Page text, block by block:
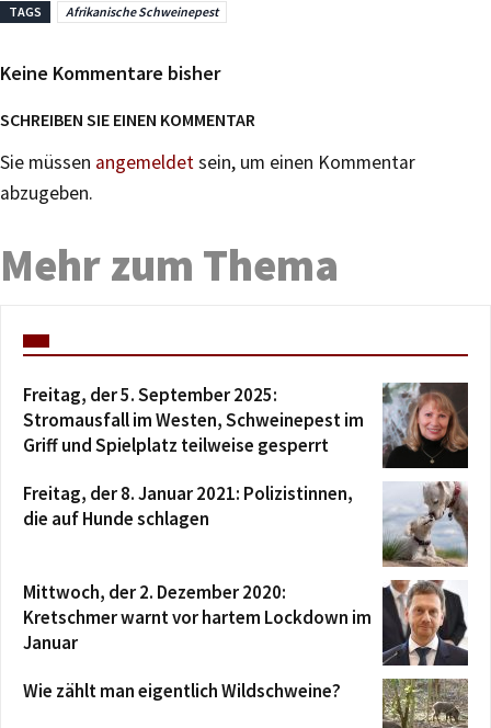
TAGS Afrikanische Schweinepest
Keine Kommentare bisher
SCHREIBEN SIE EINEN KOMMENTAR
Sie müssen angemeldetsein, um einen Kommentar
abzugeben.
Mehr zum Thema
Freitag, der 5. September 2025:
Stromausfall im Westen, Schweinepest im
Griff und Spielplatz teilweise gesperrt
Freitag, der 8. Januar 2021: Polizistinnen,
die auf Hunde schlagen
Mittwoch, der 2. Dezember 2020:
Kretschmer warnt vor hartem Lockdown im
Januar
Wie zählt man eigentlich Wildschweine?